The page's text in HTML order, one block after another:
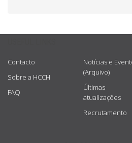
Contacto
Sobre a HCCH
FAQ
Notícias e
(Arquivo)
Últimas
atualizações
Recrutamento